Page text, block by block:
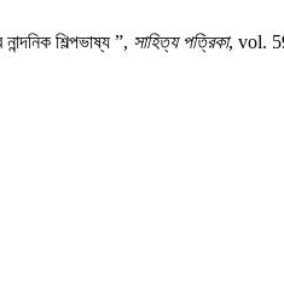
শিল্পভাষ্য ”, সাহিত্য পত্রিকা, vol.